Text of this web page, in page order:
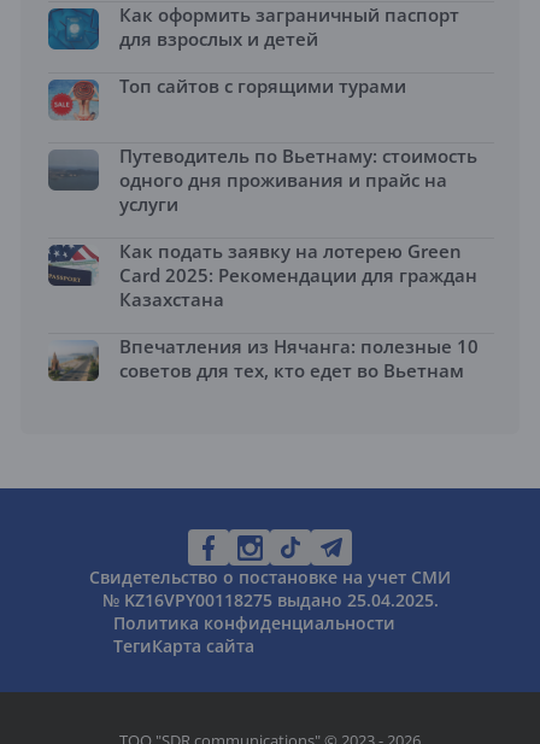
Как оформить заграничный паспорт
для взрослых и детей
Топ сайтов с горящими турами
Путеводитель по Вьетнаму: стоимость
одного дня проживания и прайс на
услуги
Как подать заявку на лотерею Green
Card 2025: Рекомендации для граждан
Казахстана
Впечатления из Нячанга: полезные 10
советов для тех, кто едет во Вьетнам
Свидетельство о постановке на учет СМИ
№ KZ16VPY00118275 выдано 25.04.2025.
Политика конфиденциальности
ТегиКарта сайта